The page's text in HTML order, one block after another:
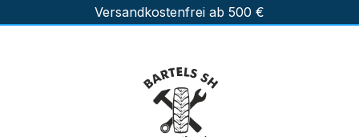
Zum Hauptinhalt springenVersandkostenfrei ab 500 €